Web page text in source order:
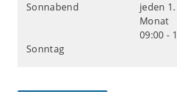
Sonnabend
jeden
Monat
09:00 -
Sonntag